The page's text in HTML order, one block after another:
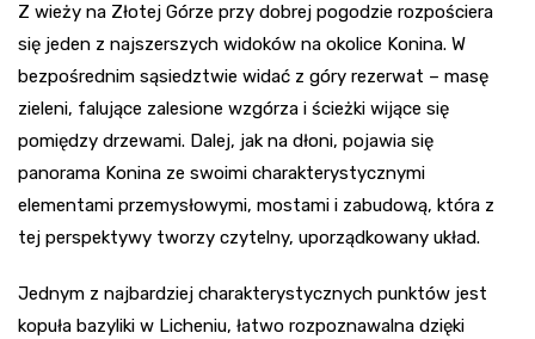
Z wieży na Złotej Górze przy dobrej pogodzie rozpościera
się jeden z najszerszych widoków na okolice Konina. W
bezpośrednim sąsiedztwie widać z góry rezerwat – masę
zieleni, falujące zalesione wzgórza i ścieżki wijące się
pomiędzy drzewami. Dalej, jak na dłoni, pojawia się
panorama Konina ze swoimi charakterystycznymi
elementami przemysłowymi, mostami i zabudową, która z
tej perspektywy tworzy czytelny, uporządkowany układ.
Jednym z najbardziej charakterystycznych punktów jest
kopuła bazyliki w Licheniu, łatwo rozpoznawalna dzięki